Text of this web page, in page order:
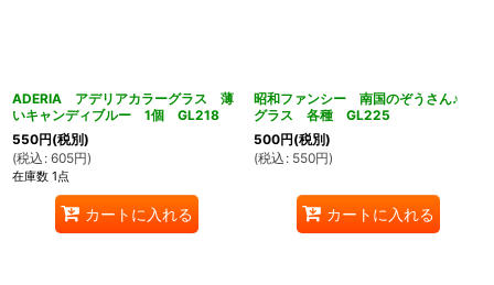
ADERIA アデリアカラーグラス 薄
いキャンディブルー 1個 GL218
550円(税別)
(税込 : 605円)
在庫数 1点
カートに入れる
昭和ファンシー 南国のぞうさん♪
グラス 各種 GL225
500円(税別)
(税込 : 550円)
カートに入れる